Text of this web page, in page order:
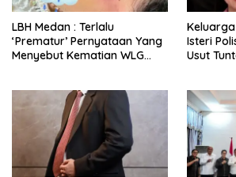
LBH Medan : Terlalu
‘Prematur’ Pernyataan Yang
Menyebut Kematian WLG
Isteri
Usut